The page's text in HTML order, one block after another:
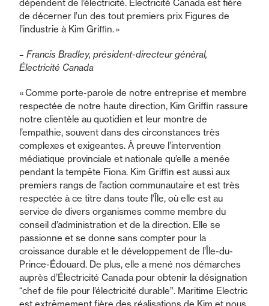
dépendent de l’électricité. Électricité Canada est fière
de décerner l’un des tout premiers prix Figures de
l’industrie à Kim Griffin. »
– Francis Bradley, président-directeur général,
Électricité Canada
« Comme porte-parole de notre entreprise et membre
respectée de notre haute direction, Kim Griffin rassure
notre clientèle au quotidien et leur montre de
l’empathie, souvent dans des circonstances très
complexes et exigeantes. À preuve l’intervention
médiatique provinciale et nationale qu’elle a menée
pendant la tempête Fiona. Kim Griffin est aussi aux
premiers rangs de l’action communautaire et est très
respectée à ce titre dans toute l’Île, où elle est au
service de divers organismes comme membre du
conseil d’administration et de la direction. Elle se
passionne et se donne sans compter pour la
croissance durable et le développement de l’Île-du-
Prince-Édouard. De plus, elle a mené nos démarches
auprès d’Électricité Canada pour obtenir la désignation
“chef de file pour l’électricité durable”. Maritime Electric